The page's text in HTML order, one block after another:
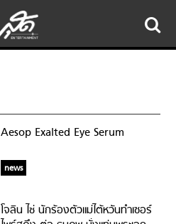
Aesop Exalted Eye Serum
news
โจลิน ไช่ นักร้องตัวแม่ไต้หวันทำเซอร์